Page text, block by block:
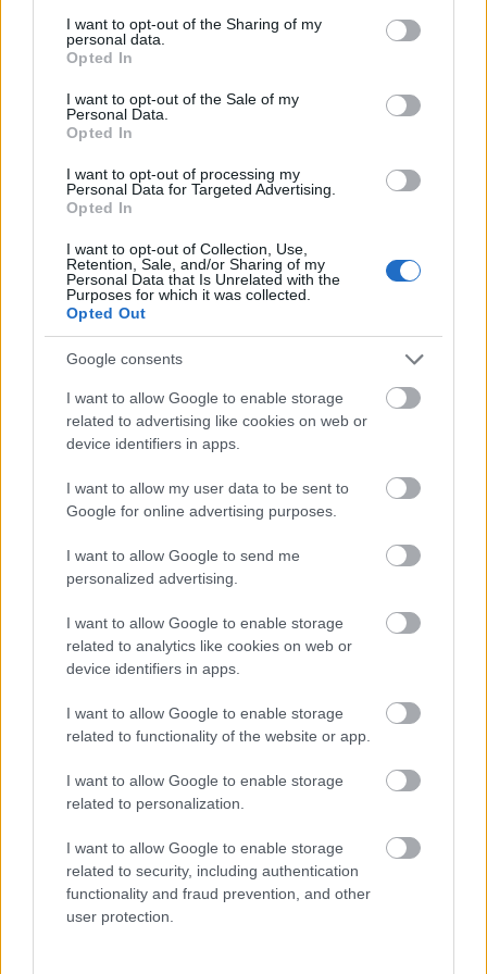
not limited to your visit or usage behaviour. You may click to
grant or deny consent to Google and its third-party tags to
use your data for below specified purposes in below Google
consent section.
I want to opt-out of the Sharing of my
personal data.
Opted In
I want to opt-out of the Sale of my
Personal Data.
Opted In
I want to opt-out of processing my
Personal Data for Targeted Advertising.
Opted In
I want to opt-out of Collection, Use,
Retention, Sale, and/or Sharing of my
Personal Data that Is Unrelated with the
Purposes for which it was collected.
Opted Out
Google consents
I want to allow Google to enable storage
related to advertising like cookies on web or
device identifiers in apps.
I want to allow my user data to be sent to
Google for online advertising purposes.
I want to allow Google to send me
personalized advertising.
I want to allow Google to enable storage
related to analytics like cookies on web or
device identifiers in apps.
I want to allow Google to enable storage
related to functionality of the website or app.
I want to allow Google to enable storage
related to personalization.
I want to allow Google to enable storage
related to security, including authentication
functionality and fraud prevention, and other
user protection.
életüket. Ők a Windsorban található Adelaide
Cottage-ba költöztek, az eredeti terv szerint azért,
hogy jóval közelebb legyenek az azóta
Erzsébet királynőhöz. A költözést már csak a
gyerekek miatt is fontosnak tartották, akik vidéken
jóval szabadabban, és persze kevesebb
kíváncsiskodó tekintet előtt élvezhetik a
szabadidejüket, ha épp nem a méregdrága
Lambrook Schoolban,
Forrás:mirror.co.uk
Ezeket olvastad már?
Katalin hercegné nagyon vicces dolgot árult el a
gyermekeiről
György herceg szívmelengető mérföldkőhöz ért
Ennyibe kerülhetett Erzsébet királynő temetése,